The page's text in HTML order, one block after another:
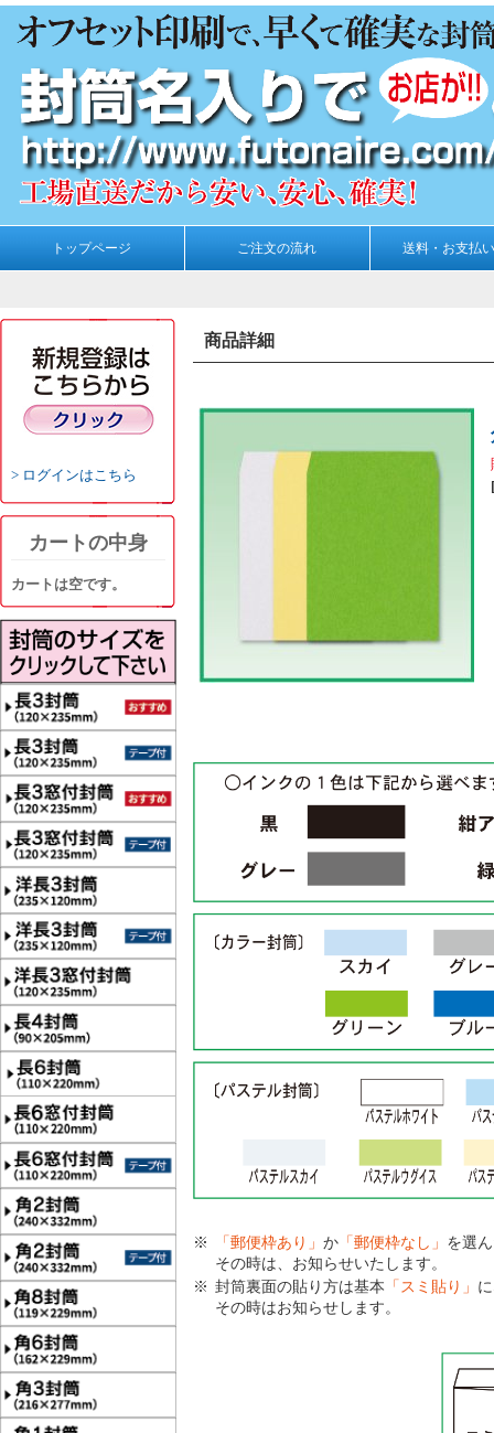
トップページ ご注文の流れ 送料・お支払
ログインはこちら
カートの中身
カートは空です。
商品詳細
「郵便枠あり」 か 「郵便枠なし」 を選
その時は、お知らせいたします。
封筒裏面の貼り方は基本 「スミ貼り」
その時はお知らせします。